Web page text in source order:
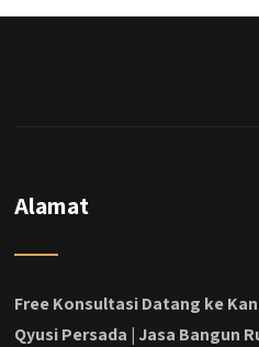
dengan budget
#kontraktorbekasi
Alamat
Free Konsultasi Datang ke
Qyusi Persada | Jasa Bangun